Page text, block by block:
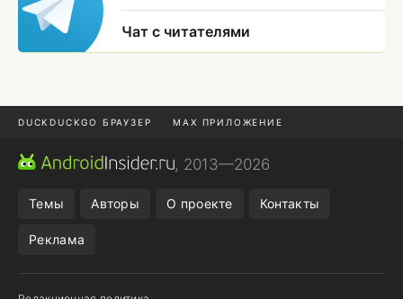
Чат с читателями
DUCKDUCKGO БРАУЗЕР MAX ПРИЛОЖЕНИЕ
ПРИЛОЖЕНИЯ ANDROID
, 2013—2026
Темы Авторы О проекте Контакты
Реклама